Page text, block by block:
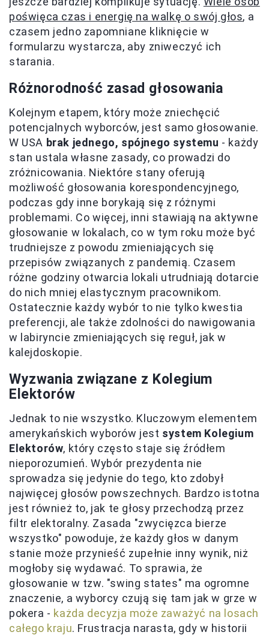
poświęca czas i energię na walkę o swój głos, a
czasem jedno zapomniane kliknięcie w
formularzu wystarcza, aby zniweczyć ich
starania.
Różnorodność zasad głosowania
Kolejnym etapem, który może zniechęcić
potencjalnych wyborców, jest samo głosowanie.
W USA brak jednego, spójnego systemu - każdy
stan ustala własne zasady, co prowadzi do
zróżnicowania. Niektóre stany oferują
możliwość głosowania korespondencyjnego,
podczas gdy inne borykają się z różnymi
problemami. Co więcej, inni stawiają na aktywne
głosowanie w lokalach, co w tym roku może być
trudniejsze z powodu zmieniających się
przepisów związanych z pandemią. Czasem
różne godziny otwarcia lokali utrudniają dotarcie
do nich mniej elastycznym pracownikom.
Ostatecznie każdy wybór to nie tylko kwestia
preferencji, ale także zdolności do nawigowania
w labiryncie zmieniających się reguł, jak w
kalejdoskopie.
Wyzwania związane z Kolegium
Elektorów
Jednak to nie wszystko. Kluczowym elementem
amerykańskich wyborów jest system Kolegium
Elektorów, który często staje się źródłem
nieporozumień. Wybór prezydenta nie
sprowadza się jedynie do tego, kto zdobył
najwięcej głosów powszechnych. Bardzo istotna
jest również to, jak te głosy przechodzą przez
filtr elektoralny. Zasada "zwycięzca bierze
wszystko" powoduje, że każdy głos w danym
stanie może przynieść zupełnie inny wynik, niż
mogłoby się wydawać. To sprawia, że
głosowanie w tzw. "swing states" ma ogromne
znaczenie, a wyborcy czują się tam jak w grze w
pokera - każda decyzja może zaważyć na losach
całego kraju. Frustracja narasta, gdy w historii